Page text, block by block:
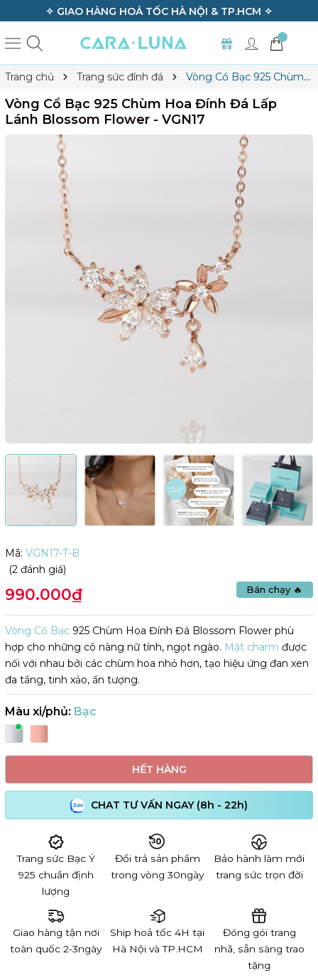
HÀNH TRỌN ĐỜI TẤT CẢ SẢN PHẨM ✧
Trang chủ Trang sức đính đá
Vòng Cổ Bạc 925 Chùm
Vòng Cổ Bạc 925 Chùm Hoa Đính Đá Lấp
Lánh Blossom Flower - VGN17
Mã: VGN17-T-B
(2 đánh giá)
Bán chạy 🔥
990.000₫
Vòng Cổ Bạc 925 Chùm Hoa Đính Đá Blossom Flower phù
hợp cho những cô nàng nữ tính, ngọt ngào. Mặt charm được
nối với nhau bởi các chùm hoa nhỏ hơn, tạo hiệu ứng đan xen
đa tầng, tinh xảo, ấn tượng.
Màu xi/phủ: Bạc
HẾT HÀNG
CHAT TƯ VẤN NGAY (8h - 22h)
Trang sức Bạc Ý
925 chuẩn định
lượng
Đổi trả sản phẩm
trong vòng 30ngày
Bảo hành làm mới
trang sức trọn đời
Giao hàng tận nơi
toàn quốc 2-3ngày
Ship hoả tốc 4H tại
Hà Nội và TP.HCM
Đóng gói trang
nhã, sẵn sàng trao
tặng